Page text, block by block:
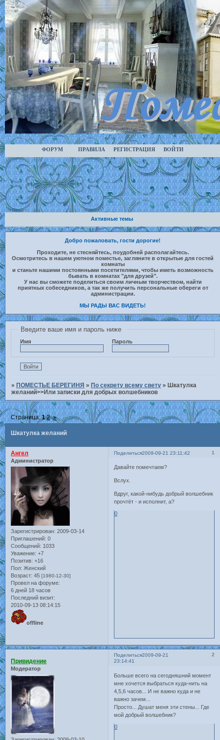
ФОРУМ ПРАВИЛА РЕГИСТРАЦИЯ ВОЙТИ
Активные темы
Добро пожаловать, гости дорогие!
Проходите, не стесняйтесь, поудобней располагайтесь.
Осмотритесь в нашем уютном поместье, загляните в открытые для гостей
комнаты
и станьте нашими постоянными посетителями, чтобы иметь возможность
бывать в комнатах "для друзей".
У нас вы сможете поделиться своим личным творчеством, найти
приятных собеседников, а так же получить персональные обереги от
администрации.
МЫ РАДЫ ВАС ВИДЕТЬ!
Введите ваше имя и пароль ниже
Имя Пароль
»ПОМЕСТЬЕ БЕРЕГИНЯ »По секрету всему свету »Шкатулка
желаний>>Или записки для добрых волшебников
Шкатулка желаний
Страница:1 2 »
Поделиться 1
2009-09-21 23:11:42
Ангел
Администратор
Зарегистрирован: 2009-03-14
Приглашений: 0
Сообщений: 1033
Уважение: +7
Позитив: +16
Пол: Женский
Возраст: 45 [1980-12-30]
Провел на форуме:
6 дней 18 часов
Последний визит:
2010-09-13 08:14:15
offline
Давайте помечтаем?
Вслух.
Вдруг, какой-нибудь добрый волшебник
прочтёт - и исполнит, а?
0
Поделиться 2
2009-09-21
23:14:41
Привидение
Модератор
Больше всего на сегодняшний момент
мне хочется выбраться куда-нить на
4,5,6 часов... И не важно куда и не
важно зачем...
Просто... Душат меня эти стены... Где
мой добрый волшебник?
0